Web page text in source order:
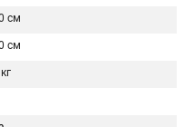
см
см